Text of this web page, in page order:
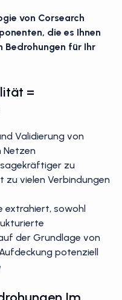
von Corsearch
die es Ihnen
Bedrohungen für Ihr
=
Validierung von
Netzen
zu
zu vielen Verbindungen
extrahiert, sowohl
der Grundlage von
potenziell